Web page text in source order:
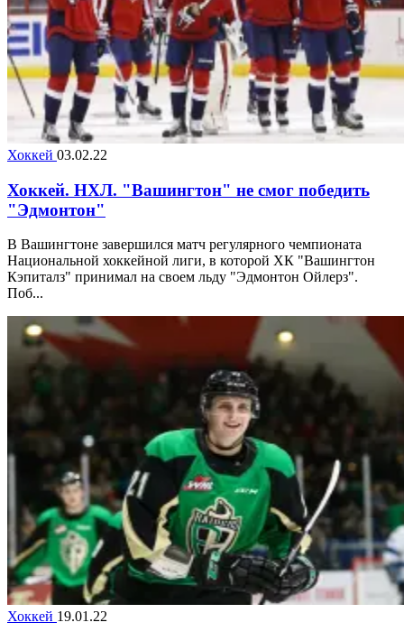
Хоккей 03.02.22
Хоккей. НХЛ. "Вашингтон" не смог победить
"Эдмонтон"
В Вашингтоне завершился матч регулярного чемпионата
Национальной хоккейной лиги, в которой ХК "Вашингтон
Кэпиталз" принимал на своем льду "Эдмонтон Ойлерз".
Поб...
Хоккей 19.01.22